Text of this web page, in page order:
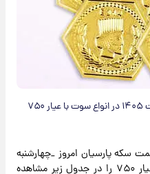
قیمت سکه پارسیان امروز دوم اردیبهشت ۱۴۰۵ در انواع سوت با عیار ۷۵۰
سکه پارسیان امروز _چهارشنبه
دوم اردیبهشت_ در انواع سوت با عیار ۷۵۰ را در جدول زیر مشاهده